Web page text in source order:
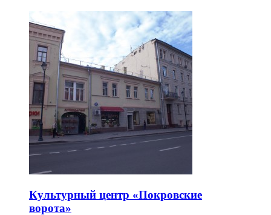
Культурный центр «Покровские
ворота»